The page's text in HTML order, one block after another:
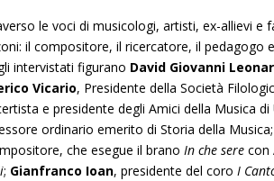
le voci di musicologi, artisti, ex-allievi e
il compositore, il ricercatore, il pedagogo
intervistati figurano David Giovanni
Vicario, Presidente della Società
e presidente degli Amici della Musica
ordinario emerito di Storia della Musica;
che esegue il branoIn che sere con
; Gianfranco Ioan, presidente del coroI